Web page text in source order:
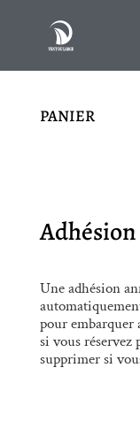
PANIER
Une adhésion
pour embarquer
si vous réservez
supprimer si